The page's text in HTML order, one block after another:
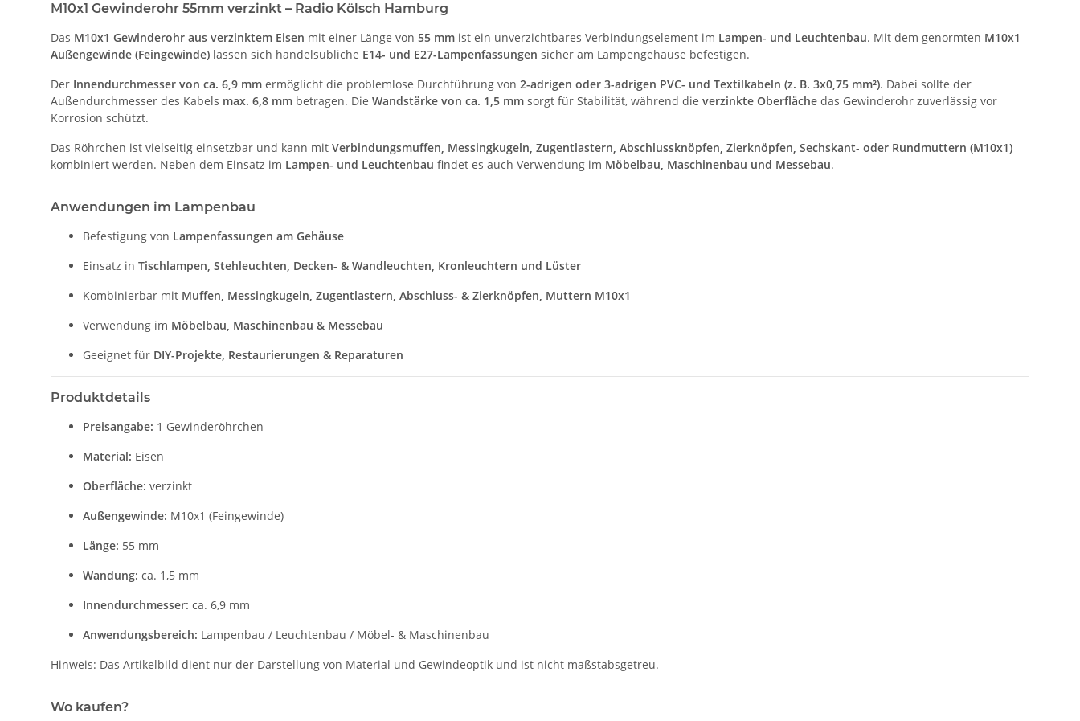
M10x1 Gewinderohr 55mm verzinkt – Radio Kölsch Hamburg
Das M10x1 Gewinderohr aus verzinktem Eisen mit einer Länge von 55 mm ist ein unverzichtbares Verbindungselement im Lampen- und Leuchtenbau. Mit dem genormten M10x1
Außengewinde (Feingewinde) lassen sich handelsübliche E14- und E27-Lampenfassungen sicher am Lampengehäuse befestigen.
Der Innendurchmesser von ca. 6,9 mm ermöglicht die problemlose Durchführung von 2-adrigen oder 3-adrigen PVC- und Textilkabeln (z. B. 3x0,75 mm²). Dabei sollte der
Außendurchmesser des Kabels max. 6,8 mm betragen. Die Wandstärke von ca. 1,5 mm sorgt für Stabilität, während die verzinkte Oberfläche das Gewinderohr zuverlässig vor
Korrosion schützt.
Das Röhrchen ist vielseitig einsetzbar und kann mit Verbindungsmuffen, Messingkugeln, Zugentlastern, Abschlussknöpfen, Zierknöpfen, Sechskant- oder Rundmuttern (M10x1)
kombiniert werden. Neben dem Einsatz im Lampen- und Leuchtenbau findet es auch Verwendung im Möbelbau, Maschinenbau und Messebau.
Anwendungen im Lampenbau
Befestigung von Lampenfassungen am Gehäuse
Einsatz in Tischlampen, Stehleuchten, Decken- & Wandleuchten, Kronleuchtern und Lüster
Kombinierbar mit Muffen, Messingkugeln, Zugentlastern, Abschluss- & Zierknöpfen, Muttern M10x1
Verwendung im Möbelbau, Maschinenbau & Messebau
Geeignet für DIY-Projekte, Restaurierungen & Reparaturen
Produktdetails
Preisangabe: 1 Gewinderöhrchen
Material: Eisen
Oberfläche: verzinkt
Außengewinde: M10x1 (Feingewinde)
Länge: 55 mm
Wandung: ca. 1,5 mm
Innendurchmesser: ca. 6,9 mm
Anwendungsbereich: Lampenbau / Leuchtenbau / Möbel- & Maschinenbau
Hinweis: Das Artikelbild dient nur der Darstellung von Material und Gewindeoptik und ist nicht maßstabsgetreu.
Wo kaufen?